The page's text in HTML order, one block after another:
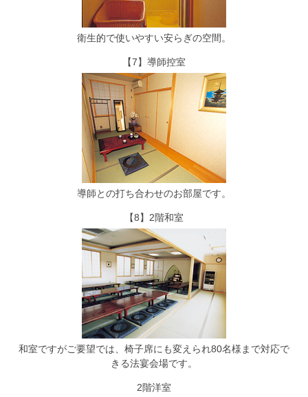
衛生的で使いやすい安らぎの空間。
【7】導師控室
導師との打ち合わせのお部屋です。
【8】2階和室
和室ですがご要望では、椅子席にも変えられ80名様まで対応で
きる法宴会場です。
2階洋室